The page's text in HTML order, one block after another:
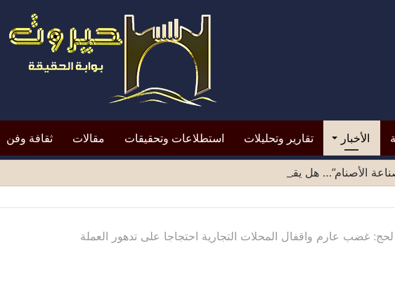
الأخبار تقارير وتحليلات استطلاعات وتحقيقات مقالات ثقافة وفن
الأصنام”… هل يقبل محافظ أبين النقد؟*
لحج: غضب عارم واقفال المحلات التجارية احتجاجا على تدهور العملة